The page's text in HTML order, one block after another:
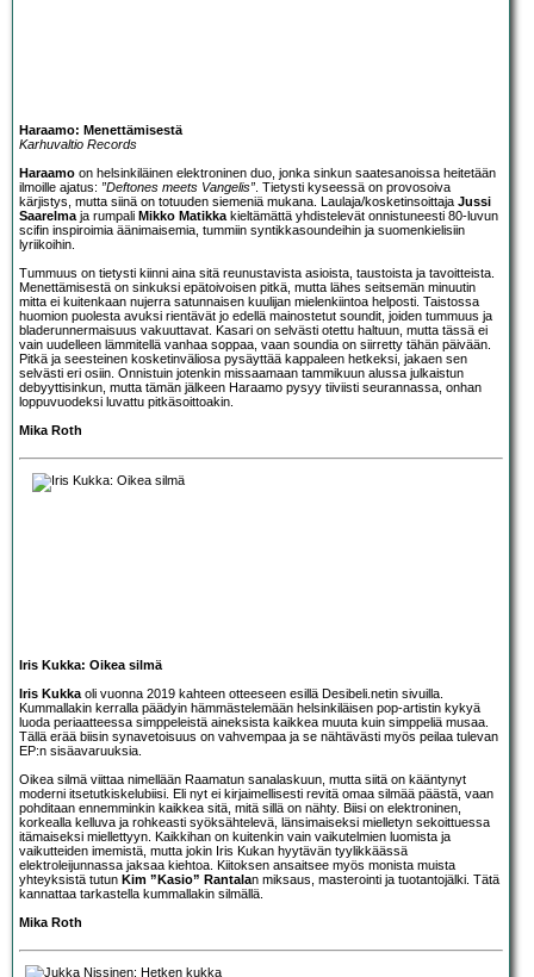
Haraamo: Menettämisestä
Karhuvaltio Records
Haraamo on helsinkiläinen elektroninen duo, jonka sinkun saatesanoissa heitetään
ilmoille ajatus: ”Deftones meets Vangelis” . Tietysti kyseessä on provosoiva
kärjistys, mutta siinä on totuuden siemeniä mukana. Laulaja/kosketinsoittaja Jussi
Saarelma ja rumpali Mikko Matikka kieltämättä yhdistelevät onnistuneesti 80-luvun
scifin inspiroimia äänimaisemia, tummiin syntikkasoundeihin ja suomenkielisiin
lyriikoihin.
Tummuus on tietysti kiinni aina sitä reunustavista asioista, taustoista ja tavoitteista.
Menettämisestä on sinkuksi epätoivoisen pitkä, mutta lähes seitsemän minuutin
mitta ei kuitenkaan nujerra satunnaisen kuulijan mielenkiintoa helposti. Taistossa
huomion puolesta avuksi rientävät jo edellä mainostetut soundit, joiden tummuus ja
bladerunnermaisuus vakuuttavat. Kasari on selvästi otettu haltuun, mutta tässä ei
vain uudelleen lämmitellä vanhaa soppaa, vaan soundia on siirretty tähän päivään.
Pitkä ja seesteinen kosketinväliosa pysäyttää kappaleen hetkeksi, jakaen sen
selvästi eri osiin. Onnistuin jotenkin missaamaan tammikuun alussa julkaistun
debyyttisinkun, mutta tämän jälkeen Haraamo pysyy tiiviisti seurannassa, onhan
loppuvuodeksi luvattu pitkäsoittoakin.
Mika Roth
Iris Kukka: Oikea silmä
Iris Kukka oli vuonna 2019 kahteen otteeseen esillä Desibeli.netin sivuilla.
Kummallakin kerralla päädyin hämmästelemään helsinkiläisen pop-artistin kykyä
luoda periaatteessa simppeleistä aineksista kaikkea muuta kuin simppeliä musaa.
Tällä erää biisin synavetoisuus on vahvempaa ja se nähtävästi myös peilaa tulevan
EP:n sisäavaruuksia.
Oikea silmä viittaa nimellään Raamatun sanalaskuun, mutta siitä on kääntynyt
moderni itsetutkiskelubiisi. Eli nyt ei kirjaimellisesti revitä omaa silmää päästä, vaan
pohditaan ennemminkin kaikkea sitä, mitä sillä on nähty. Biisi on elektroninen,
korkealla kelluva ja rohkeasti syöksähtelevä, länsimaiseksi mielletyn sekoittuessa
itämaiseksi miellettyyn. Kaikkihan on kuitenkin vain vaikutelmien luomista ja
vaikutteiden imemistä, mutta jokin Iris Kukan hyytävän tyylikkäässä
elektroleijunnassa jaksaa kiehtoa. Kiitoksen ansaitsee myös monista muista
yhteyksistä tutun Kim ”Kasio” Rantalan miksaus, masterointi ja tuotantojälki. Tätä
kannattaa tarkastella kummallakin silmällä.
Mika Roth